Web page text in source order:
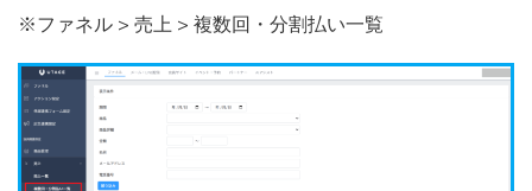
※ファネル > 売上 > 複数回・分割払い一覧